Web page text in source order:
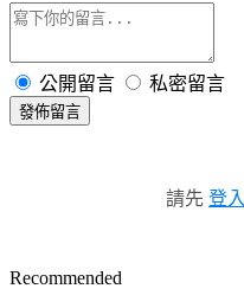
公開留言 私密留言
發佈留言
請先 登入
Recommended